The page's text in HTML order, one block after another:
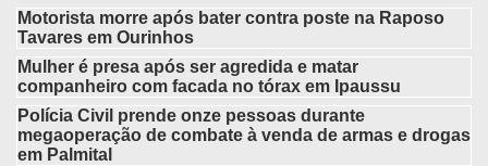
Motorista morre após bater contra poste na Raposo
Tavares em Ourinhos
Mulher é presa após ser agredida e matar
companheiro com facada no tórax em Ipaussu
Polícia Civil prende onze pessoas durante
megaoperação de combate à venda de armas e drogas
em Palmital